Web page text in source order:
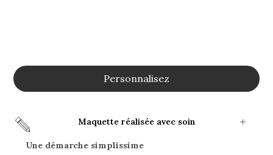
Personnalisez
Maquette réalisée avec soin
Une démarche simplissime